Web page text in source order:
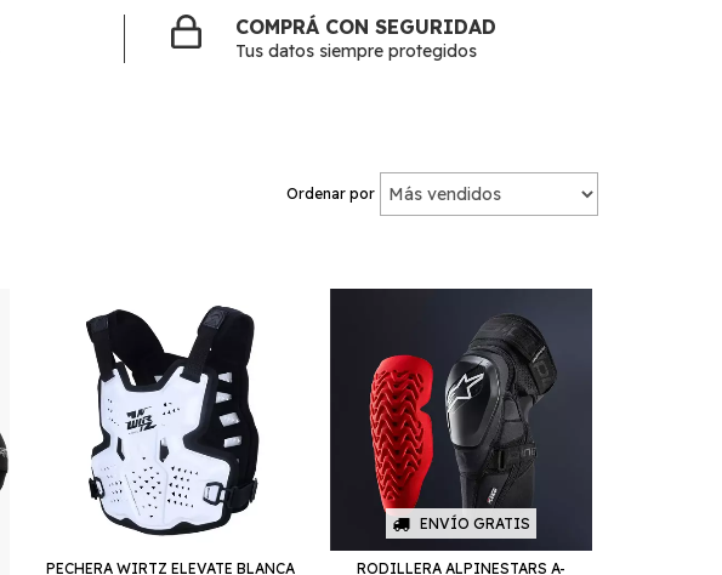
COMPRÁ CON SEGURIDAD
Tus datos siempre protegidos
Ordenar por
PECHERA WIRTZ ELEVATE BLANCA
ENVÍO GRATIS
RODILLERA ALPINESTARS A-